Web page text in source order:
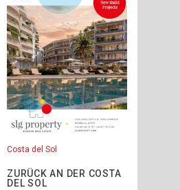
Costa del Sol
ZURÜCK AN DER COSTA
DEL SOL